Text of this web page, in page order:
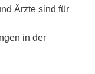
Ärzte sind für
in der